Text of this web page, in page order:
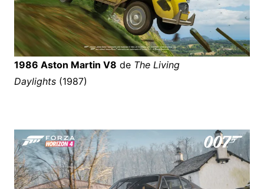
1986 Aston Martin V8 de The Living
Daylights(1987)